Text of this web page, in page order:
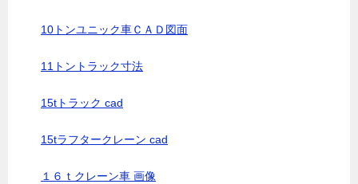
10トンユニック車ＣＡＤ図面
11トントラック寸法
15tトラック cad
15tラフタークレーン cad
１６ｔクレーン車 画像